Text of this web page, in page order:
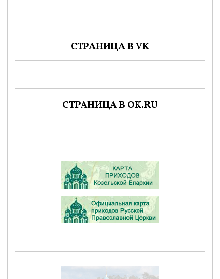
СТРАНИЦА В VK
СТРАНИЦА В OK.RU